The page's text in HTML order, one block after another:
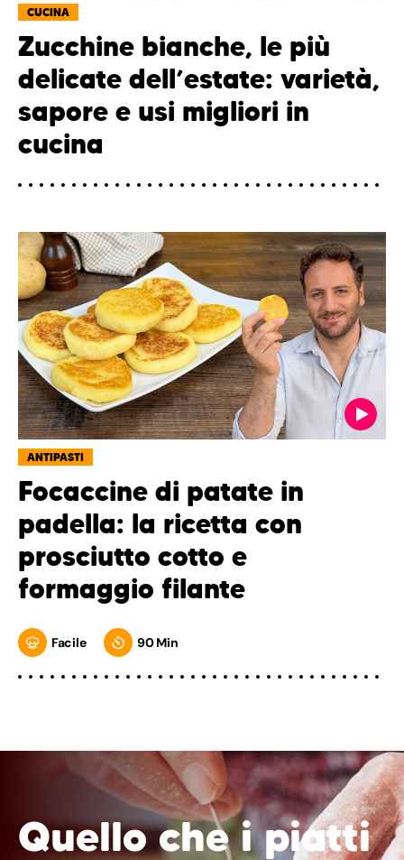
CUCINA
Zucchine bianche, le più
delicate dell’estate: varietà,
sapore e usi migliori in
cucina
ANTIPASTI
Focaccine di patate in
padella: la ricetta con
prosciutto cotto e
formaggio filante
Facile 90 Min
Quello che i piatti